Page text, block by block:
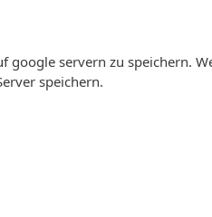
servern zu speichern.
speichern.